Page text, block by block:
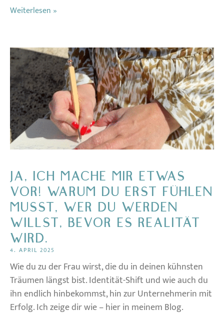
Weiterlesen »
JA, ICH MACHE MIR ETWAS
VOR! WARUM DU ERST FÜHLEN
MUSST, WER DU WERDEN
WILLST, BEVOR ES REALITÄT
WIRD.
4. APRIL 2025
Wie du zu der Frau wirst, die du in deinen kühnsten
Träumen längst bist. Identität-Shift und wie auch du
ihn endlich hinbekommst, hin zur Unternehmerin mit
Erfolg. Ich zeige dir wie – hier in meinem Blog.